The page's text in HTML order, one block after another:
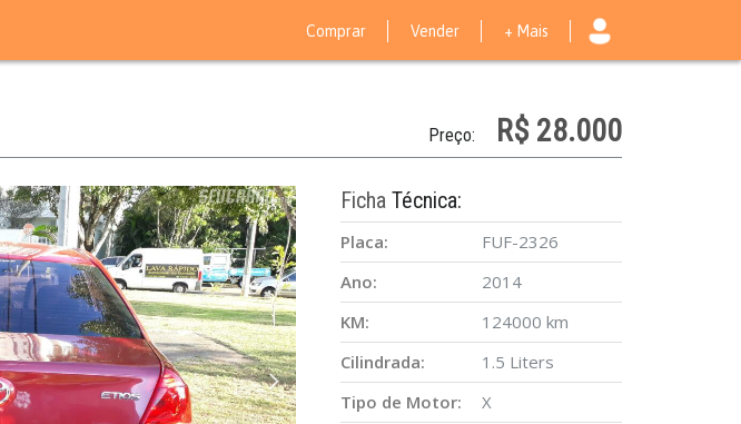
Comprar Vender + Mais
Preço: R$ 28.000
FichaTécnica:
Placa:
FUF-2326
Ano:
2014
KM:
124000 km
Cilindrada:
1.5 Liters
Tipo de Motor:
X